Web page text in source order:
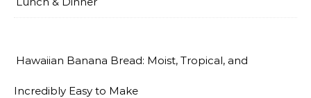
Hawaiian Banana Bread: Moist, Tropical, and
Incredibly Easy to Make